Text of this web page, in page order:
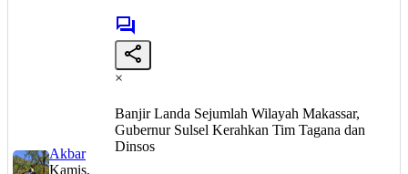
Akbar
Kamis,
×
Banjir Landa Sejumlah Wilayah Makassar,
Gubernur Sulsel Kerahkan Tim Tagana dan
Dinsos